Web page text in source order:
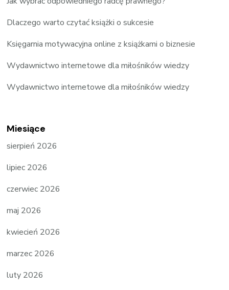
Dlaczego warto czytać książki o sukcesie
Księgarnia motywacyjna online z książkami o biznesie
Wydawnictwo internetowe dla miłośników wiedzy
Wydawnictwo internetowe dla miłośników wiedzy
Miesiące
sierpień 2026
lipiec 2026
czerwiec 2026
maj 2026
kwiecień 2026
marzec 2026
luty 2026